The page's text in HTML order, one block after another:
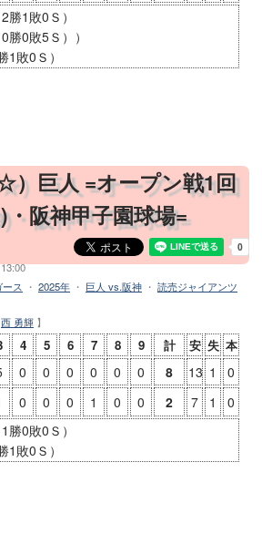
1敗0Ｓ）
勝0敗5Ｓ））
敗0Ｓ）
巨人 =オープン戦1回
阪神甲子園球場=
ス ・ 2025年 ・ 巨人 vs.阪神 ・ 読売ジャイアンツ
西 勇輝 】
4 5 6 7 8 9 計 安 失 本
0 0 0 0 0 0 8 13 1
0
0 0 0 1 0 0 2 7 1
0
0敗0Ｓ）
敗0Ｓ）